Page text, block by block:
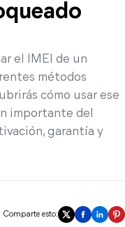
el IMEI de un
métodos
cómo usar ese
importante del
garantía y
Comparte esto: